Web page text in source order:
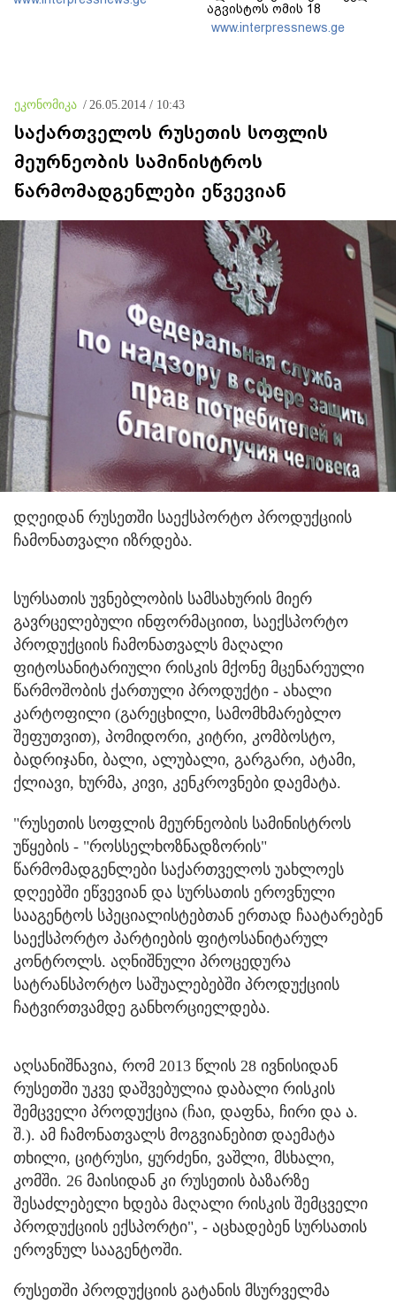
აგვისტოს ომის 18
წლისთავთან
დაკავშირებით ერთობლივ
www.interpressnews.ge
ეკონომიკა / 26.05.2014 / 10:43
საქართველოს რუსეთის სოფლის
მეურნეობის სამინისტროს
წარმომადგენლები ეწვევიან
დღეიდან რუსეთში საექსპორტო პროდუქციის
ჩამონათვალი იზრდება.
სურსათის უვნებლობის სამსახურის მიერ
გავრცელებული ინფორმაციით, საექსპორტო
პროდუქციის ჩამონათვალს მაღალი
ფიტოსანიტარიული რისკის მქონე მცენარეული
წარმოშობის ქართული პროდუქტი - ახალი
კარტოფილი (გარეცხილი, სამომხმარებლო
შეფუთვით), პომიდორი, კიტრი, კომბოსტო,
ბადრიჯანი, ბალი, ალუბალი, გარგარი, ატამი,
ქლიავი, ხურმა, კივი, კენკროვნები დაემატა.
"რუსეთის სოფლის მეურნეობის სამინისტროს
უწყების - "როსსელხოზნადზორის"
წარმომადგენლები საქართველოს უახლოეს
დღეებში ეწვევიან და სურსათის ეროვნული
სააგენტოს სპეციალისტებთან ერთად ჩაატარებენ
საექსპორტო პარტიების ფიტოსანიტარულ
კონტროლს. აღნიშნული პროცედურა
სატრანსპორტო საშუალებებში პროდუქციის
ჩატვირთვამდე განხორციელდება.
აღსანიშნავია, რომ 2013 წლის 28 ივნისიდან
რუსეთში უკვე დაშვებულია დაბალი რისკის
შემცველი პროდუქცია (ჩაი, დაფნა, ჩირი და ა.
შ.). ამ ჩამონათვალს მოგვიანებით დაემატა
თხილი, ციტრუსი, ყურძენი, ვაშლი, მსხალი,
კომში. 26 მაისიდან კი რუსეთის ბაზარზე
შესაძლებელი ხდება მაღალი რისკის შემცველი
პროდუქციის ექსპორტი", - აცხადებენ სურსათის
ეროვნულ სააგენტოში.
რუსეთში პროდუქციის გატანის მსურველმა